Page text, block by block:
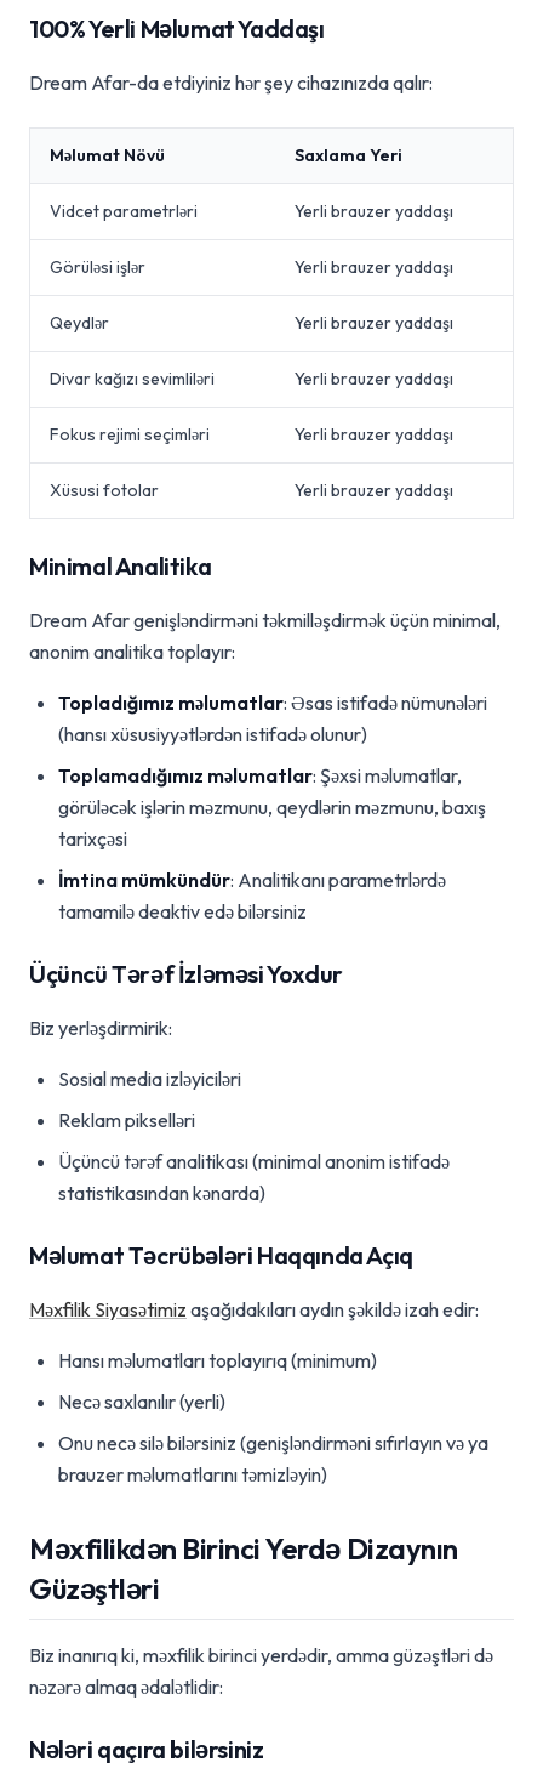
100% Yerli Məlumat Yaddaşı
Dream Afar-da etdiyiniz hər şey cihazınızda qalır:
Məlumat Növü Saxlama Yeri
Vidcet parametrləri Yerli brauzer yaddaşı
Görüləsi işlər Yerli brauzer yaddaşı
Qeydlər Yerli brauzer yaddaşı
Divar kağızı sevimliləri Yerli brauzer yaddaşı
Fokus rejimi seçimləri Yerli brauzer yaddaşı
Xüsusi fotolar Yerli brauzer yaddaşı
Minimal Analitika
Dream Afar genişləndirməni təkmilləşdirmək üçün minimal,
anonim analitika toplayır:
Topladığımız məlumatlar: Əsas istifadə nümunələri
(hansı xüsusiyyətlərdən istifadə olunur)
Toplamadığımız məlumatlar: Şəxsi məlumatlar,
görüləcək işlərin məzmunu, qeydlərin məzmunu, baxış
tarixçəsi
İmtina mümkündür: Analitikanı parametrlərdə
tamamilə deaktiv edə bilərsiniz
Üçüncü Tərəf İzləməsi Yoxdur
Biz yerləşdirmirik:
Sosial media izləyiciləri
Reklam pikselləri
Üçüncü tərəf analitikası (minimal anonim istifadə
statistikasından kənarda)
Məlumat Təcrübələri Haqqında Açıq
Məxfilik Siyasətimiz aşağıdakıları aydın şəkildə izah edir:
Hansı məlumatları toplayırıq (minimum)
Necə saxlanılır (yerli)
Onu necə silə bilərsiniz (genişləndirməni sıfırlayın və ya
brauzer məlumatlarını təmizləyin)
Məxfilikdən Birinci Yerdə Dizaynın
Güzəştləri
Biz inanırıq ki, məxfilik birinci yerdədir, amma güzəştləri də
nəzərə almaq ədalətlidir:
Nələri qaçıra bilərsiniz